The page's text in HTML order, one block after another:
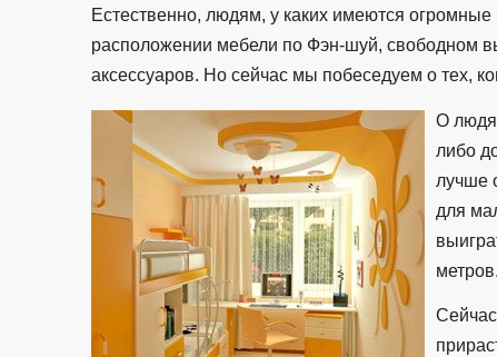
Естественно, людям, у каких имеются
расположении мебели по Фэн-шуй, свободном
аксессуаров. Но сейчас мы побеседуем о тех,
О
либо
лучше
для
метров.